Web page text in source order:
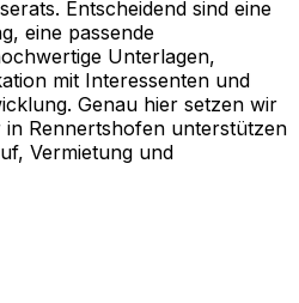
Entscheidend sind eine
eine passende
Unterlagen,
mit Interessenten und
Genau hier setzen wir
in Rennertshofen unterstützen
Vermietung und